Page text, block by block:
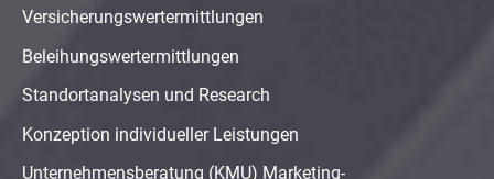
Versicherungswertermittlungen
Beleihungswertermittlungen
Standortanalysen und Research
Konzeption individueller Leistungen
Unternehmensberatung (KMU) Marketing-